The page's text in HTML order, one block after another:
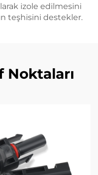
izole edilmesini
teşhisini destekler.
Noktaları